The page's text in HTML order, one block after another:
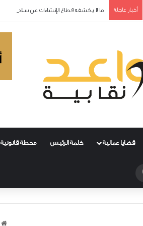
أخبار عاجلة ما لا يكشفه قطاع الإنشاءات عن سلامة العمال
قضايا عمالية كلمة الرئيس محطة قانونية
بحث
عن